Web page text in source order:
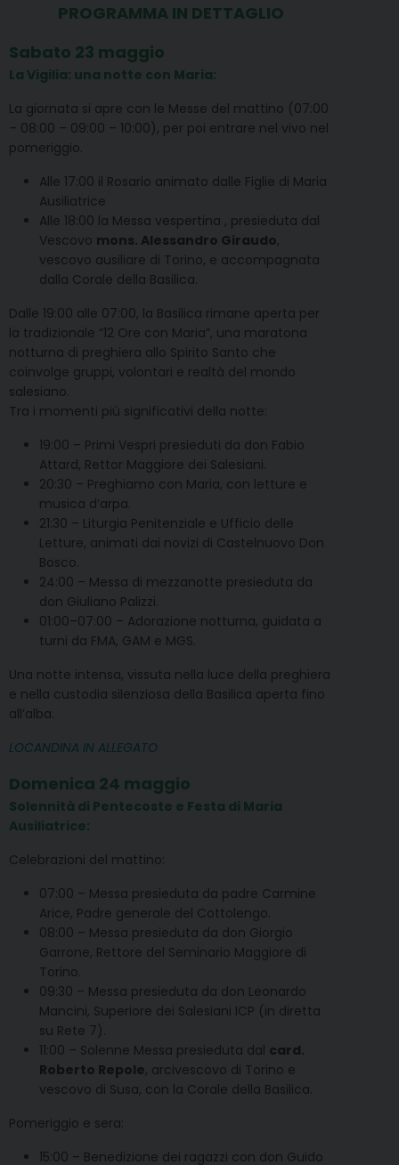
PROGRAMMA IN DETTAGLIO
Sabato 23 maggio
La Vigilia: una notte con Maria:
La giornata si apre con le Messe del mattino (07:00
– 08:00 – 09:00 – 10:00), per poi entrare nel vivo nel
pomeriggio.
Alle 17:00 il Rosario animato dalle Figlie di Maria
Ausiliatrice
Alle 18:00 la Messa vespertina , presieduta dal
Vescovo mons. Alessandro Giraudo,
vescovo ausiliare di Torino, e accompagnata
dalla Corale della Basilica.
Dalle 19:00 alle 07:00, la Basilica rimane aperta per
la tradizionale “12 Ore con Maria”, una maratona
notturna di preghiera allo Spirito Santo che
coinvolge gruppi, volontari e realtà del mondo
salesiano.
Tra i momenti più significativi della notte:
19:00 – Primi Vespri presieduti da don Fabio
Attard, Rettor Maggiore dei Salesiani.
20:30 – Preghiamo con Maria, con letture e
musica d’arpa.
21:30 – Liturgia Penitenziale e Ufficio delle
Letture, animati dai novizi di Castelnuovo Don
Bosco.
24:00 – Messa di mezzanotte presieduta da
don Giuliano Palizzi.
01:00–07:00 – Adorazione notturna, guidata a
turni da FMA, GAM e MGS.
Una notte intensa, vissuta nella luce della preghiera
e nella custodia silenziosa della Basilica aperta fino
all’alba.
LOCANDINA IN ALLEGATO
Domenica 24 maggio
Solennità di Pentecoste e Festa di Maria
Ausiliatrice:
Celebrazioni del mattino:
07:00 – Messa presieduta da padre Carmine
Arice, Padre generale del Cottolengo.
08:00 – Messa presieduta da don Giorgio
Garrone, Rettore del Seminario Maggiore di
Torino.
09:30 – Messa presieduta da don Leonardo
Mancini, Superiore dei Salesiani ICP (in diretta
su Rete 7).
11:00 – Solenne Messa presieduta dal card.
Roberto Repole, arcivescovo di Torino e
vescovo di Susa, con la Corale della Basilica.
Pomeriggio e sera:
15:00 – Benedizione dei ragazzi con don Guido